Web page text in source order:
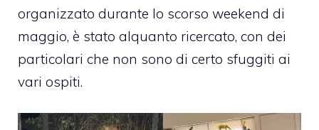
organizzato durante lo scorso weekend di
maggio, è stato alquanto ricercato, con dei
particolari che non sono di certo sfuggiti ai
vari ospiti.